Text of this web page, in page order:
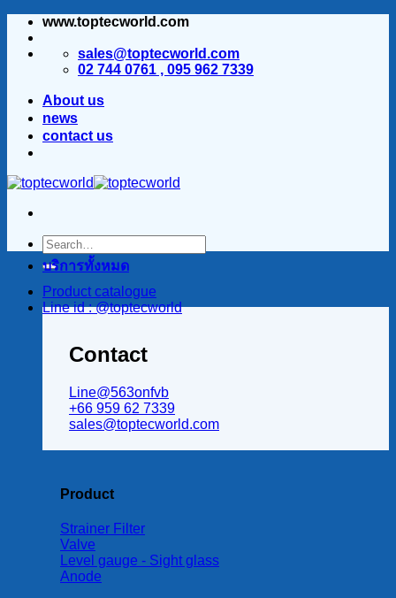
ข้าม
www.toptecworld.com
sales@toptecworld.com
02 744 0761 , 095 962 7339
About us
news
contact us
Product catalogue
Line id : @toptecworld
บริการทั้งหมด
Contact
Line@563onfvb
+66 959 62 7339
sales@toptecworld.com
Product
Strainer Filter
Valve
Level gauge - Sight glass
Anode